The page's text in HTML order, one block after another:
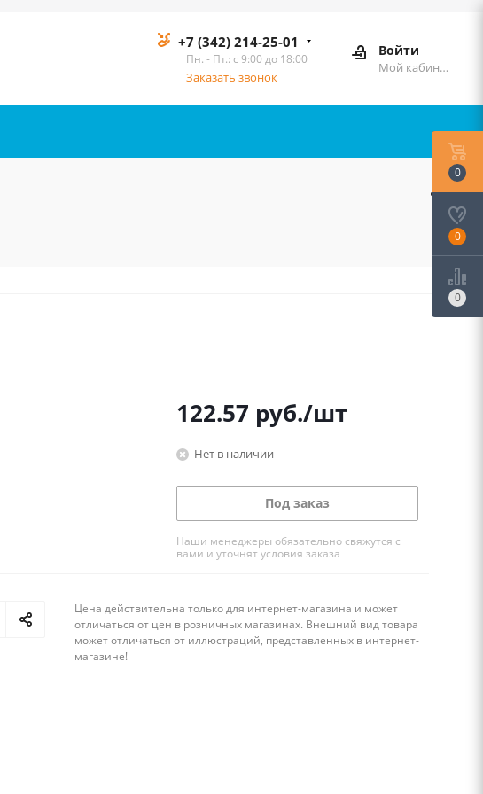
Войти
Мой кабинет
+7 (342) 214-25-01
Пн. - Пт.: с 9:00 до 18:00
Заказать звонок
122.57 руб./шт
Нет в наличии
Под заказ
Наши менеджеры обязательно свяжутся с
вами и уточнят условия заказа
Цена действительна только для интернет-магазина и может
отличаться от цен в розничных магазинах. Внешний вид товара
может отличаться от иллюстраций, представленных в интернет-
магазине!
0
0
0